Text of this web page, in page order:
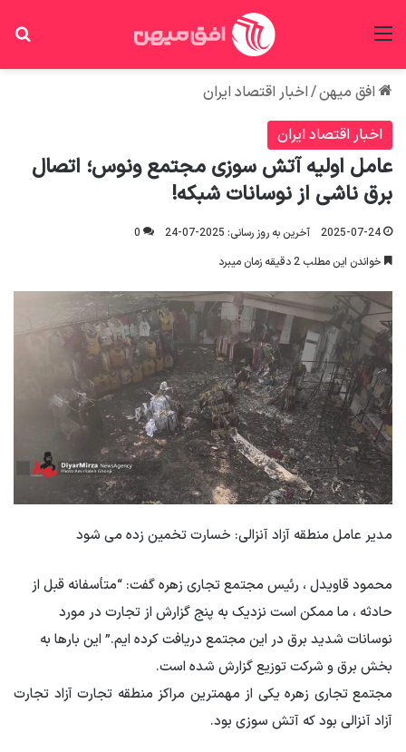
افق میهن/اخبار اقتصاد ایران
اخبار اقتصاد ایران
عامل اولیه آتش سوزی مجتمع ونوس؛ اتصال
برق ناشی از نوسانات شبکه!
2025-07-24 آخرین به روز رسانی: 2025-07-24
0
خواندن این مطلب 2 دقیقه زمان میبرد
مدیر عامل منطقه آزاد آنزالی: خسارت تخمین زده می شود
محمود قاویدل ، رئیس مجتمع تجاری زهره گفت: “متأسفانه قبل از
حادثه ، ما ممکن است نزدیک به پنج گزارش از تجارت در مورد
نوسانات شدید برق در این مجتمع دریافت کرده ایم.” این بارها به
بخش برق و شرکت توزیع گزارش شده است.
مجتمع تجاری زهره یکی از مهمترین مراکز منطقه تجارت آزاد تجارت
آزاد آنزالی بود که آتش سوزی بود.